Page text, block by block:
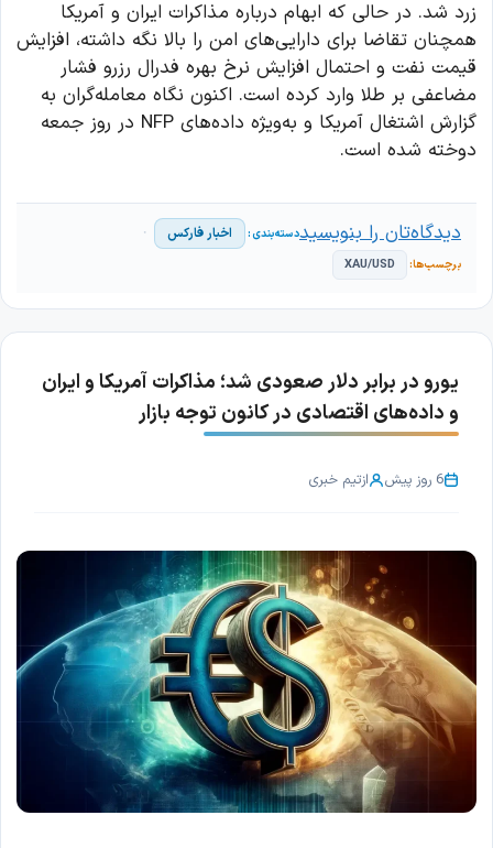
زرد شد. در حالی که ابهام درباره مذاکرات ایران و آمریکا
همچنان تقاضا برای دارایی‌های امن را بالا نگه داشته، افزایش
قیمت نفت و احتمال افزایش نرخ بهره فدرال رزرو فشار
مضاعفی بر طلا وارد کرده است. اکنون نگاه معامله‌گران به
گزارش اشتغال آمریکا و به‌ویژه داده‌های NFP در روز جمعه
دوخته شده است.
اخبار فارکس
XAU/USD
دیدگاه‌تان را بنویسید
یورو در برابر دلار صعودی شد؛ مذاکرات آمریکا و ایران
و داده‌های اقتصادی در کانون توجه بازار
6 روز پیش ازتیم خبری